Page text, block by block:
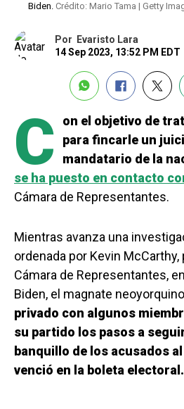
Biden. Crédito: Mario Tama | Getty
Por
Evaristo Lara
14 Sep 2023, 13:52 PM EDT
C
on el objetivo de
para fincarle un
mandatario de la
se ha puesto en contacto
Cámara de Representantes.
Mientras avanza una
ordenada por Kevin
Cámara de Representantes,
Biden, el magnate neoyorquino
privado con algunos
su partido los pasos a
banquillo de los acusados
venció en la boleta electoral.